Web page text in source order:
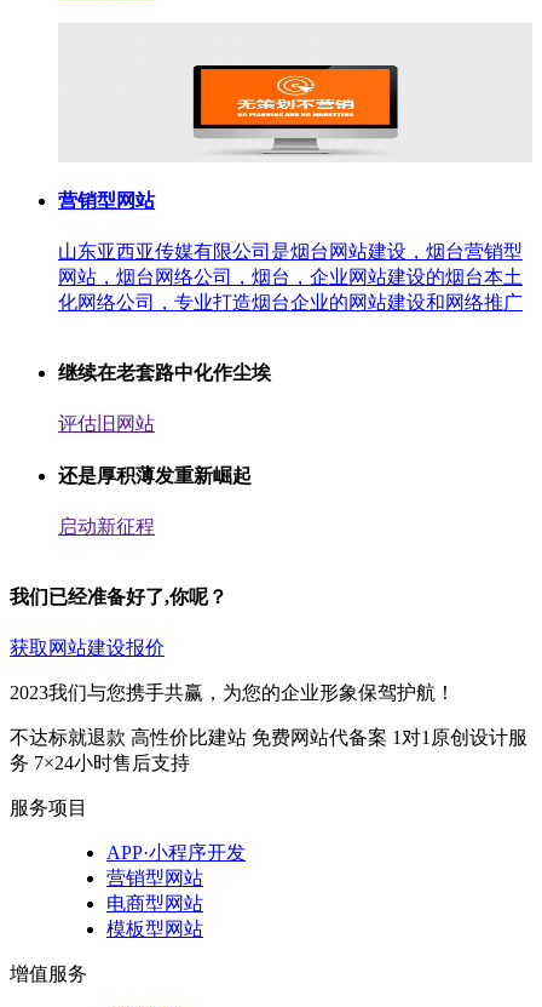
营销型网站
山东亚西亚传媒有限公司是烟台网站建设，烟台营销型
网站，烟台网络公司，烟台，企业网站建设的烟台本土
化网络公司，专业打造烟台企业的网站建设和网络推广
继续在老套路中化作尘埃
评估旧网站
还是厚积薄发重新崛起
启动新征程
我们已经准备好了,你呢？
获取网站建设报价
2023我们与您携手共赢，为您的企业形象保驾护航！
不达标就退款 高性价比建站 免费网站代备案 1对1原创设计服
务 7×24小时售后支持
服务项目
APP·小程序开发
营销型网站
电商型网站
模板型网站
增值服务